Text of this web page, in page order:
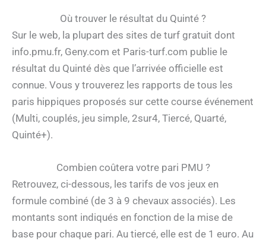
Où trouver le résultat du Quinté ?
Sur le web, la plupart des sites de turf gratuit dont
info.pmu.fr, Geny.com et Paris-turf.com publie le
résultat du Quinté dès que l’arrivée officielle est
connue. Vous y trouverez les rapports de tous les
paris hippiques proposés sur cette course événement
(Multi, couplés, jeu simple, 2sur4, Tiercé, Quarté,
Quinté+).
Combien coûtera votre pari PMU ?
Retrouvez, ci-dessous, les tarifs de vos jeux en
formule combiné (de 3 à 9 chevaux associés). Les
montants sont indiqués en fonction de la mise de
base pour chaque pari. Au tiercé, elle est de 1 euro. Au